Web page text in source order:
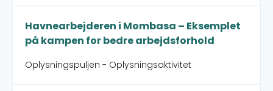
Havnearbejderen i Mombasa – Eksemplet
på kampen for bedre arbejdsforhold
Oplysningspuljen - Oplysningsaktivitet